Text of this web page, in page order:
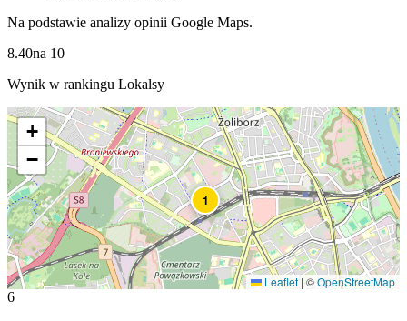
Na podstawie analizy opinii Google Maps.
8.40na 10
Wynik w rankingu Lokalsy
1
+
−
Leaflet |©OpenStreetMap
6